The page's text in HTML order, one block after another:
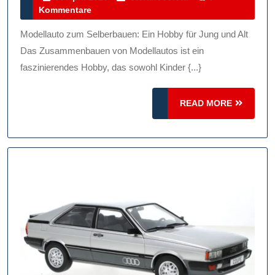
Zum
Und
Alt
2026
Kommentare
Modellauto zum Selberbauen: Ein Hobby für Jung und Alt
Das Zusammenbauen von Modellautos ist ein
faszinierendes Hobby, das sowohl Kinder {...}
READ MORE
READ
MORE